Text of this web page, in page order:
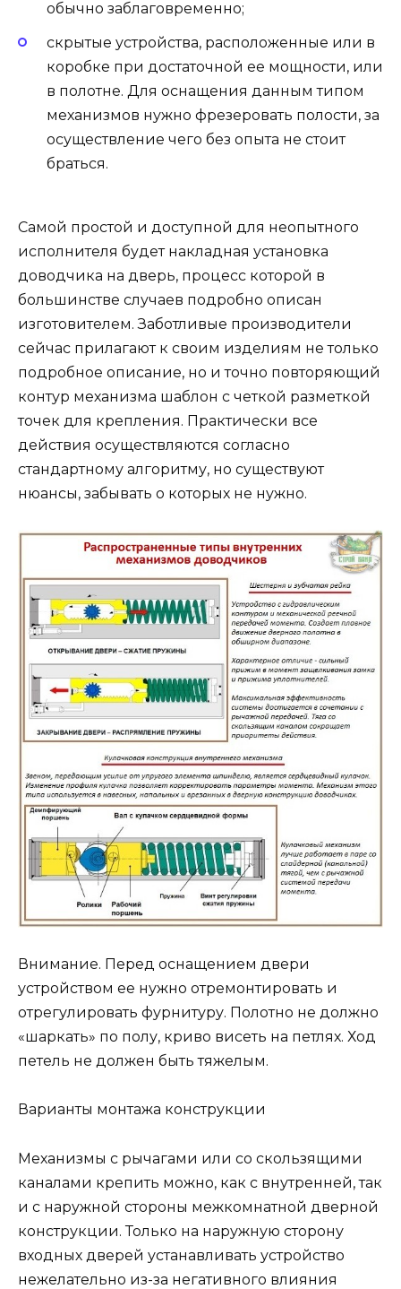
обычно заблаговременно;
скрытые устройства, расположенные или в
коробке при достаточной ее мощности, или
в полотне. Для оснащения данным типом
механизмов нужно фрезеровать полости, за
осуществление чего без опыта не стоит
браться.
Самой простой и доступной для неопытного
исполнителя будет накладная установка
доводчика на дверь, процесс которой в
большинстве случаев подробно описан
изготовителем. Заботливые производители
сейчас прилагают к своим изделиям не только
подробное описание, но и точно повторяющий
контур механизма шаблон с четкой разметкой
точек для крепления. Практически все
действия осуществляются согласно
стандартному алгоритму, но существуют
нюансы, забывать о которых не нужно.
Внимание. Перед оснащением двери
устройством ее нужно отремонтировать и
отрегулировать фурнитуру. Полотно не должно
«шаркать» по полу, криво висеть на петлях. Ход
петель не должен быть тяжелым.
Варианты монтажа конструкции
Механизмы с рычагами или со скользящими
каналами крепить можно, как с внутренней, так
и с наружной стороны межкомнатной дверной
конструкции. Только на наружную сторону
входных дверей устанавливать устройство
нежелательно из-за негативного влияния